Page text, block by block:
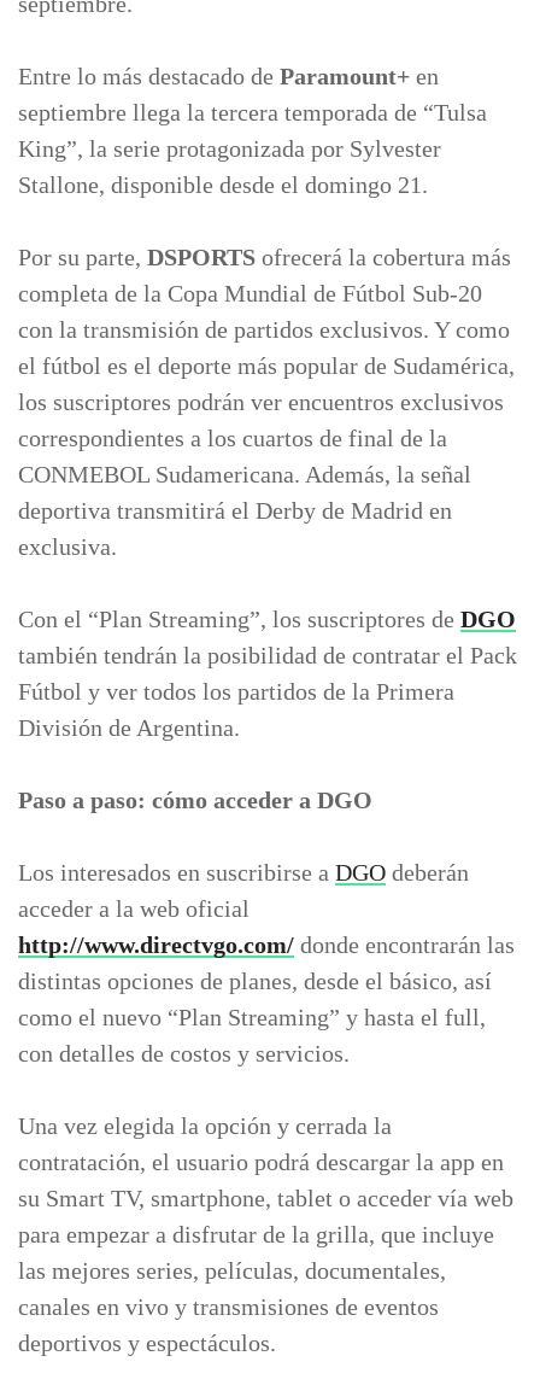
Entre lo más destacado de Paramount+ en
septiembre llega la tercera temporada de “Tulsa
King”, la serie protagonizada por Sylvester
Stallone, disponible desde el domingo 21.
Por su parte, DSPORTS ofrecerá la cobertura más
completa de la Copa Mundial de Fútbol Sub-20
con la transmisión de partidos exclusivos. Y como
el fútbol es el deporte más popular de Sudamérica,
los suscriptores podrán ver encuentros exclusivos
correspondientes a los cuartos de final de la
CONMEBOL Sudamericana. Además, la señal
deportiva transmitirá el Derby de Madrid en
exclusiva.
Con el “Plan Streaming”, los suscriptores de DGO
también tendrán la posibilidad de contratar el Pack
Fútbol y ver todos los partidos de la Primera
División de Argentina.
Paso a paso: cómo acceder a DGO
Los interesados en suscribirse a DGO deberán
acceder a la web oficial
http://www.directvgo.com/ donde encontrarán las
distintas opciones de planes, desde el básico, así
como el nuevo “Plan Streaming” y hasta el full,
con detalles de costos y servicios.
Una vez elegida la opción y cerrada la
contratación, el usuario podrá descargar la app en
su Smart TV, smartphone, tablet o acceder vía web
para empezar a disfrutar de la grilla, que incluye
las mejores series, películas, documentales,
canales en vivo y transmisiones de eventos
deportivos y espectáculos.